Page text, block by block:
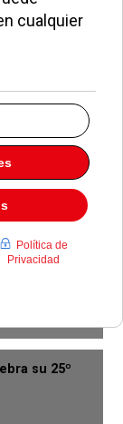
de
referente
su 25º